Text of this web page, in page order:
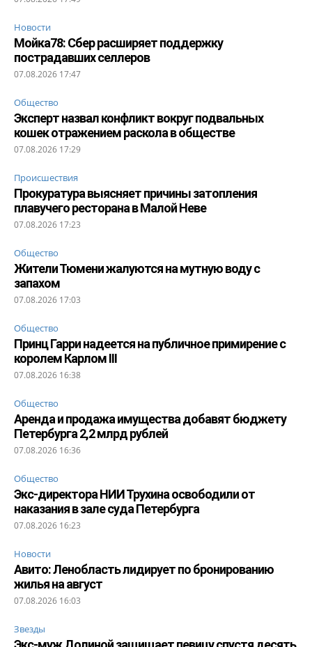
Новости
Мойка78: Сбер расширяет поддержку
пострадавших селлеров
07.08.2026 17:47
Общество
Эксперт назвал конфликт вокруг подвальных
кошек отражением раскола в обществе
07.08.2026 17:29
Происшествия
Прокуратура выясняет причины затопления
плавучего ресторана в Малой Неве
07.08.2026 17:23
Общество
Жители Тюмени жалуются на мутную воду с
запахом
07.08.2026 17:03
Общество
Принц Гарри надеется на публичное примирение с
королем Карлом III
07.08.2026 16:38
Общество
Аренда и продажа имущества добавят бюджету
Петербурга 2,2 млрд рублей
07.08.2026 16:36
Общество
Экс-директора НИИ Трухина освободили от
наказания в зале суда Петербурга
07.08.2026 16:23
Новости
Авито: Ленобласть лидирует по бронированию
жилья на август
07.08.2026 16:03
Звезды